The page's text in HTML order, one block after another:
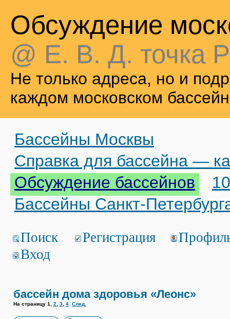
Обсуждение
@ Е. В. Д. точка
Не только адреса, но и
каждом московском
Бассейны Москвы
Справка для бассейна —
Обсуждение бассейнов
Бассейны Санкт-
Поиск Регистрация
Вход
бассейн дома здоровья «Леонс»
На страницу 1 2 3 4 След.